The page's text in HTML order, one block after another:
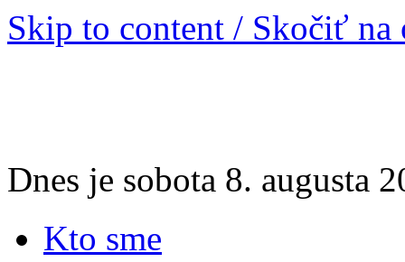
Skip to content / Skočiť na
Dnes je sobota 8. augusta
Kto sme